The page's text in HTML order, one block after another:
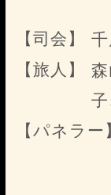
【司会】
【旅人】
【パネラー